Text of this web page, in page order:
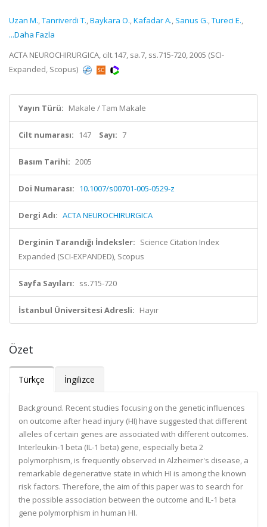
Uzan M.,Tanriverdi T.,Baykara O.,Kafadar A., Sanus G.,Tureci E.,
...Daha Fazla
ACTA NEUROCHIRURGICA, cilt.147, sa.7, ss.715-720, 2005 (SCI-
Expanded, Scopus)
Yayın Türü: Makale / Tam Makale
Cilt numarası: 147 Sayı: 7
Basım Tarihi: 2005
Doi Numarası: 10.1007/s00701-005-0529-z
Dergi Adı: ACTA NEUROCHIRURGICA
Derginin Tarandığı İndeksler: Science Citation Index
Expanded (SCI-EXPANDED), Scopus
Sayfa Sayıları: ss.715-720
İstanbul Üniversitesi Adresli: Hayır
Özet
Türkçe İngilizce
Background. Recent studies focusing on the genetic influences
on outcome after head injury (HI) have suggested that different
alleles of certain genes are associated with different outcomes.
Interleukin-1 beta (IL-1 beta) gene, especially beta 2
polymorphism, is frequently observed in Alzheimer's disease, a
remarkable degenerative state in which HI is among the known
risk factors. Therefore, the aim of this paper was to search for
the possible association between the outcome and IL-1 beta
gene polymorphism in human HI.